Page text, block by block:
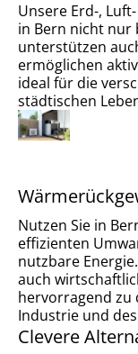
Unsere Erd-,
in Bern nicht nur
unterstützen
ermöglichen
ideal für die
städtischen
Nutzen Sie in
effizienten
nutzbare
auch
hervorragend zu
Industrie und
Clevere